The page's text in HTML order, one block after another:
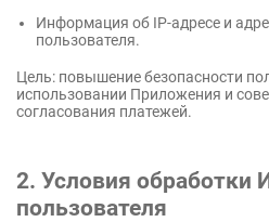
Информация об IP-адресе и
пользователя.
Цель: повышение безопасности
использовании Приложения и
согласования платежей.
2. Условия обработки
пользователя